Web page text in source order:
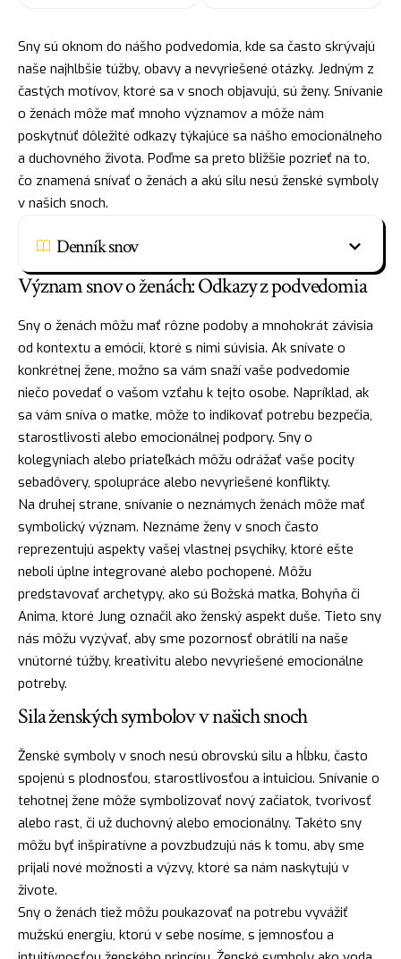
Sny sú oknom do nášho podvedomia, kde sa často skrývajú
naše najhlbšie túžby, obavy a nevyriešené otázky. Jedným z
častých motívov, ktoré sa v snoch objavujú, sú ženy. Snívanie
o ženách môže mať mnoho významov a môže nám
poskytnúť dôležité odkazy týkajúce sa nášho emocionálneho
a duchovného života. Poďme sa preto bližšie pozrieť na to,
čo znamená snívať o ženách a akú silu nesú ženské symboly
v našich snoch.
Denník snov
Význam snov o ženách: Odkazy z podvedomia
Sny o ženách môžu mať rôzne podoby a mnohokrát závisia
od kontextu a emócií, ktoré s nimi súvisia. Ak snívate o
konkrétnej žene, možno sa vám snaží vaše podvedomie
niečo povedať o vašom vzťahu k tejto osobe. Napríklad, ak
sa vám sníva o matke, môže to indikovať potrebu bezpečia,
starostlivosti alebo emocionálnej podpory. Sny o
kolegyniach alebo priateľkách môžu odrážať vaše pocity
sebadôvery, spolupráce alebo nevyriešené konflikty.
Na druhej strane, snívanie o neznámych ženách môže mať
symbolický význam. Neznáme ženy v snoch často
reprezentujú aspekty vašej vlastnej psychiky, ktoré ešte
neboli úplne integrované alebo pochopené. Môžu
predstavovať archetypy, ako sú Božská matka, Bohyňa či
Anima, ktoré Jung označil ako ženský aspekt duše. Tieto sny
nás môžu vyzývať, aby sme pozornosť obrátili na naše
vnútorné túžby, kreativitu alebo nevyriešené emocionálne
potreby.
Sila ženských symbolov v našich snoch
Ženské symboly v snoch nesú obrovskú silu a hĺbku, často
spojenú s plodnosťou, starostlivosťou a intuiciou. Snívanie o
tehotnej žene môže symbolizovať nový začiatok, tvorivosť
alebo rast, či už duchovný alebo emocionálny. Takéto sny
môžu byť inšpiratívne a povzbudzujú nás k tomu, aby sme
prijali nové možnosti a výzvy, ktoré sa nám naskytujú v
živote.
Sny o ženách tiež môžu poukazovať na potrebu vyvážiť
mužskú energiu, ktorú v sebe nosíme, s jemnosťou a